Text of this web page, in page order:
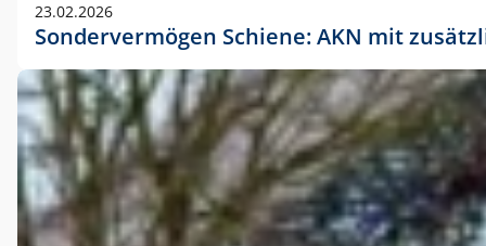
23.02.2026
Sondervermögen Schiene: AKN mit